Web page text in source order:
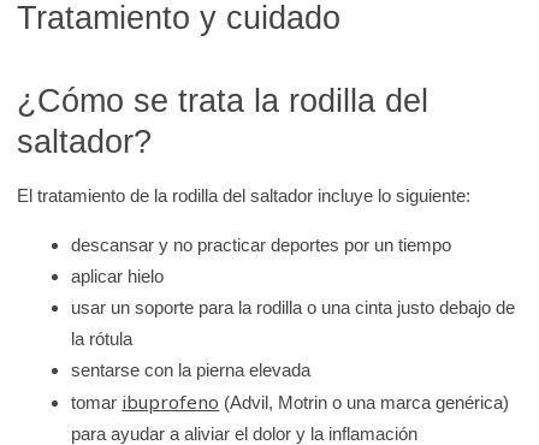
Tratamiento y cuidado
¿Cómo se trata la rodilla del
saltador?
El tratamiento de la rodilla del saltador incluye lo siguiente:
descansar y no practicar deportes por un tiempo
aplicar hielo
usar un soporte para la rodilla o una cinta justo debajo de
la rótula
sentarse con la pierna elevada
tomar ibuprofeno (Advil, Motrin o una marca genérica)
para ayudar a aliviar el dolor y la inflamación